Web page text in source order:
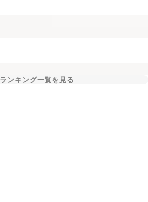
ランキング一覧を見る